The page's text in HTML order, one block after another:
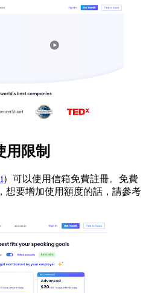
用限制
）可以使用信箱免費註冊。免費
想要增加使用額度的話，請參考